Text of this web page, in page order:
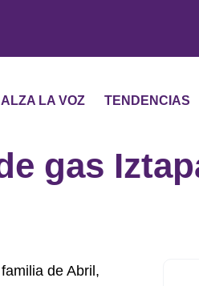
ALZA LA VOZ TENDENCIAS
gas